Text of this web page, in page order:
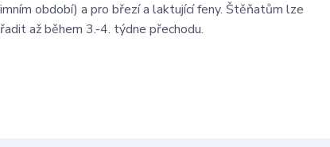
období) a pro březí a laktující feny. Štěňatům lze
až během 3.-4. týdne přechodu.